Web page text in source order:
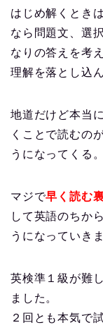
はじめ解くとき
なら問題文、選
なりの答えを考
理解を落とし込
地道だけど本当
くことで読むの
うになってくる。
マジで早く読む
して英語のちか
うになっていきま
英検準１級が難
ました。
２回とも本気で